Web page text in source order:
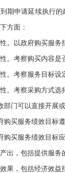
期申请延续执行
方面：
性。以政府购买服
性。考察购买内容
性。考察服务目标
性。考察采购方式
门可以直接开展
买服务绩效目标
买服务绩效目标
产出，包括提供服
效果，包括经济效